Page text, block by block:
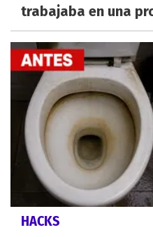
trabajaba en una
HACKS